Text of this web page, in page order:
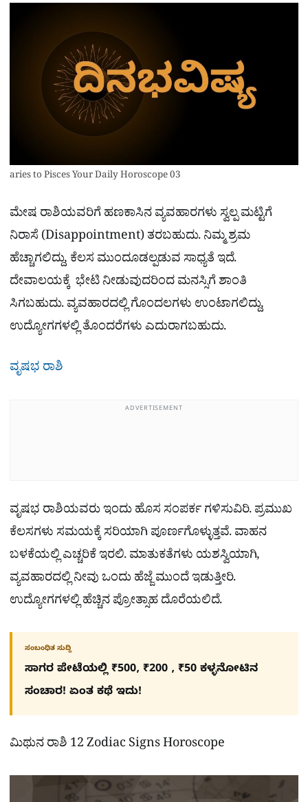
aries to Pisces Your Daily Horoscope 03
ಮೇಷ ರಾಶಿಯವರಿಗೆ ಹಣಕಾಸಿನ ವ್ಯವಹಾರಗಳು ಸ್ವಲ್ಪ ಮಟ್ಟಿಗೆ
ನಿರಾಸೆ (Disappointment) ತರಬಹುದು. ನಿಮ್ಮ ಶ್ರಮ
ಹೆಚ್ಚಾಗಲಿದ್ದು, ಕೆಲಸ ಮುಂದೂಡಲ್ಪಡುವ ಸಾಧ್ಯತೆ ಇದೆ.
ದೇವಾಲಯಕ್ಕೆ ಭೇಟಿ ನೀಡುವುದರಿಂದ ಮನಸ್ಸಿಗೆ ಶಾಂತಿ
ಸಿಗಬಹುದು. ವ್ಯವಹಾರದಲ್ಲಿ ಗೊಂದಲಗಳು ಉಂಟಾಗಲಿದ್ದು,
ಉದ್ಯೋಗಗಳಲ್ಲಿ ತೊಂದರೆಗಳು ಎದುರಾಗಬಹುದು.
ವೃಷಭ ರಾಶಿ
ADVERTISEMENT
ವೃಷಭ ರಾಶಿಯವರು ಇಂದು ಹೊಸ ಸಂಪರ್ಕ ಗಳಿಸುವಿರಿ. ಪ್ರಮುಖ
ಕೆಲಸಗಳು ಸಮಯಕ್ಕೆ ಸರಿಯಾಗಿ ಪೂರ್ಣಗೊಳ್ಳುತ್ತವೆ. ವಾಹನ
ಬಳಕೆಯಲ್ಲಿ ಎಚ್ಚರಿಕೆ ಇರಲಿ. ಮಾತುಕತೆಗಳು ಯಶಸ್ವಿಯಾಗಿ,
ವ್ಯವಹಾರದಲ್ಲಿ ನೀವು ಒಂದು ಹೆಜ್ಜೆ ಮುಂದೆ ಇಡುತ್ತೀರಿ.
ಉದ್ಯೋಗಗಳಲ್ಲಿ ಹೆಚ್ಚಿನ ಪ್ರೋತ್ಸಾಹ ದೊರೆಯಲಿದೆ.
ಸಂಬಂಧಿತ ಸುದ್ದಿ
ಸಾಗರ ಪೇಟೆಯಲ್ಲಿ ₹500, ₹200 , ₹50 ಕಳ್ಳನೋಟಿನ
ಸಂಚಾರ! ಏಂತ ಕಥೆ ಇದು!
ಮಿಥುನ ರಾಶಿ 12 Zodiac Signs Horoscope